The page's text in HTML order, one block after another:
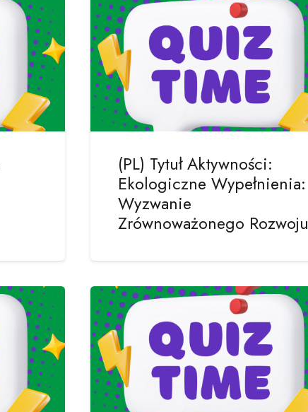
(PL) Tytuł Aktywności:
Ekologiczne Wypełnienia:
Wyzwanie
Zrównoważonego Rozwoju